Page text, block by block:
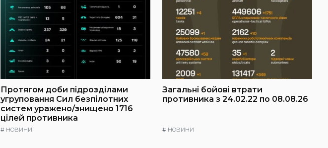
Протягом доби підрозділами
угруповання Сил безпілотних
систем уражено/знищено 1716
цілей противника
# НОВИНИ
Загальні бойові втрати
противника з 24.02.22 по 08.08.26
# НОВИНИ